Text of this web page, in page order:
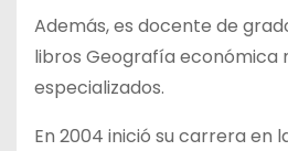
Además, es docente de
libros Geografía económica
especializados.
En 2004 inició su carrera en